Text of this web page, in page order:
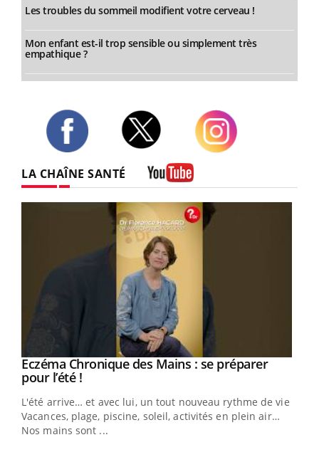
Les troubles du sommeil modifient votre cerveau !
Mon enfant est-il trop sensible ou simplement très
empathique ?
LA CHAÎNE SANTÉ
Youtube
Eczéma Chronique des Mains : se préparer
pour l’été !Youtube
L'été arrive… et avec lui, un tout nouveau rythme de vie !
Vacances, plage, piscine, soleil, activités en plein air…
Nos mains sont ...